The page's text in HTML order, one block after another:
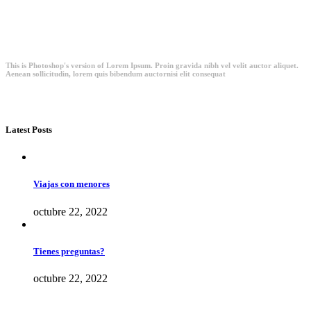
This is Photoshop's version of Lorem Ipsum. Proin gravida nibh vel velit auctor aliquet.
Aenean sollicitudin, lorem quis bibendum auctornisi elit consequat
Latest Posts
Viajas con menores
octubre 22, 2022
Tienes preguntas?
octubre 22, 2022